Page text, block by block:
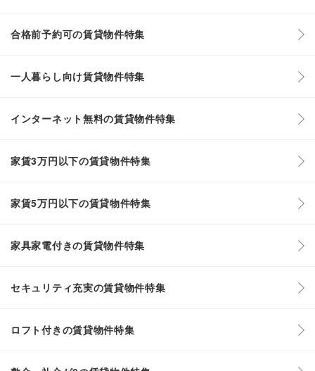
合格前予約可の賃貸物件特集
一人暮らし向け賃貸物件特集
インターネット無料の賃貸物件特集
家賃3万円以下の賃貸物件特集
家賃5万円以下の賃貸物件特集
家具家電付きの賃貸物件特集
セキュリティ充実の賃貸物件特集
ロフト付きの賃貸物件特集